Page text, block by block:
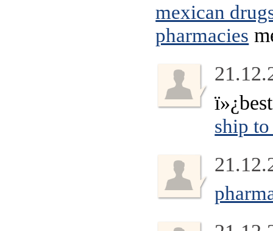
mexican
pharmacies
ship to